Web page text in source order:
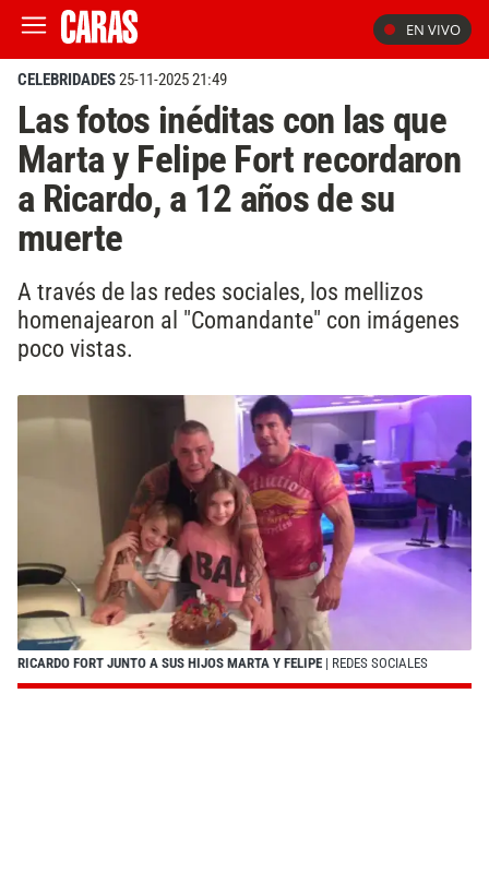
EN VIVO
CELEBRIDADES25-11-2025 21:49
Las fotos inéditas con las que
Marta y Felipe Fort recordaron
a Ricardo, a 12 años de su
muerte
A través de las redes sociales, los mellizos
homenajearon al "Comandante" con imágenes
poco vistas.
RICARDO FORT JUNTO A SUS HIJOS MARTA Y FELIPE | REDES SOCIALES